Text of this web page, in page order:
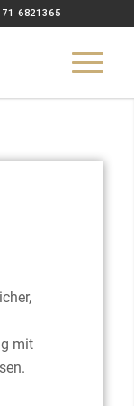
6821365
mit